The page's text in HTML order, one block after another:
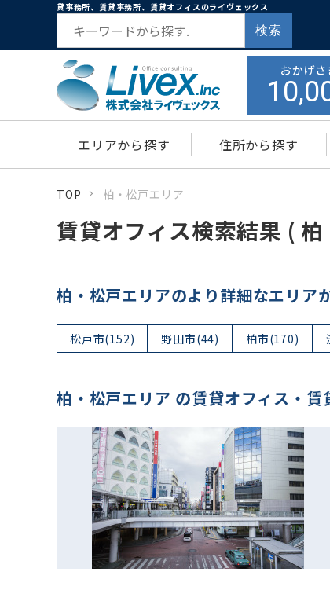
貸事務所、賃貸事務所、賃貸オフィスのライヴェックス
検索
おかげ
エリアから探す 住所から探す
TOP 柏・松戸エリア
賃貸オフィス検索結果 (
柏・松戸エリアのより詳細なエリア
松戸市(152) 野田市(44) 柏市(170)
柏・松戸エリア の賃貸オフィス・賃